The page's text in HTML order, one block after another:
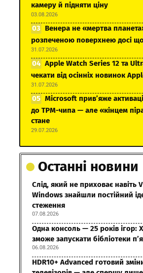
камеру й підняти ціну
03.08.2026
Венера не «мертва
розпеченою поверхнею досі
31.07.2026
Apple Watch Series 12 та
чекати від осінніх новинок
31.07.2026
Microsoft прив’яже
до TPM-чипа — але «кінцем
стане
29.07.2026
Останні новини
Слід, який не приховає навіть
Windows знайшли постійний
стеження
07.08.2026
Одна консоль — 25 років ігор:
зможе запускати бібліотеки
06.08.2026
HDR10+ Advanced готовий